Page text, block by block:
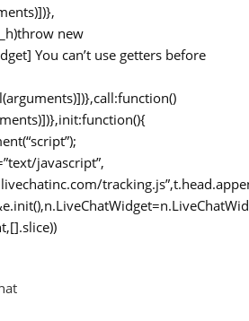
new
You can’t use getters before
javascript”,